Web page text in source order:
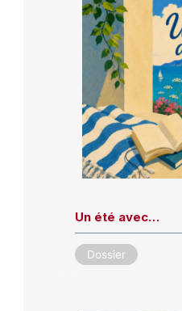
Un été avec…
Dossier